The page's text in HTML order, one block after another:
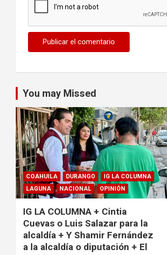
You may Missed
COAHUILA DURANGO
IG LA COLUMNA
LAGUNA
NACIONAL OPINIÓN
IG LA COLUMNA + Cintia
Cuevas o Luis Salazar para la
alcaldía + Y Shamir Fernández
a la alcaldía o diputación + El